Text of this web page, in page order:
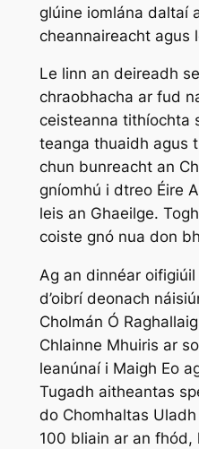
glúine iomlána daltaí
cheannaireacht agus
Le linn an deireadh
chraobhacha ar fud
ceisteanna tithíochta
teanga thuaidh agus
chun bunreacht an
gníomhú i dtreo Éire
leis an Ghaeilge.
coiste gnó nua don
Ag an dinnéar
d’oibrí deonach
Cholmán Ó
Chlainne Mhuiris ar
leanúnaí i Maigh Eo
Tugadh aitheantas
do Chomhaltas
100 bliain ar an fhód,